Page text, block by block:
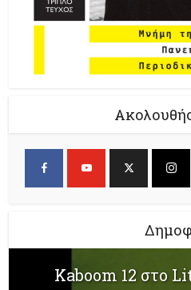
Kaboom 12 στο